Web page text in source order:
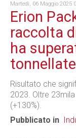
Martedì, 06 Maggio 2025
Erion
raccolta
ha
tonnellate
Risultato che
2023. Oltre
(+130%).
Pubblicato in